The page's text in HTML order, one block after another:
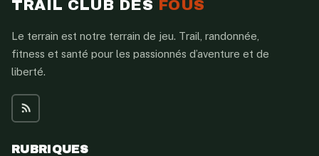
TRAIL CLUB DES FOUS
Le terrain est notre terrain de jeu. Trail, randonnée,
fitness et santé pour les passionnés d’aventure et de
liberté.
RUBRIQUES